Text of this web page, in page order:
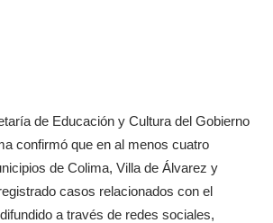
de Educación y Cultura del Gobierno
confirmó que en al menos cuatro
de Colima, Villa de Álvarez y
casos relacionados con el
a través de redes sociales,